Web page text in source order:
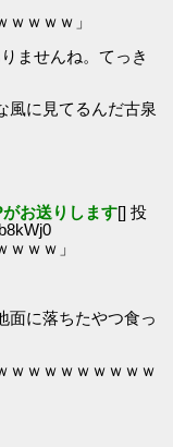
ｗｗｗ」
ませんね。てっき
風に見てるんだ古泉
お送りします[] 投
ｗｗ」
面に落ちたやつ食っ
ｗｗｗｗｗｗｗｗｗ